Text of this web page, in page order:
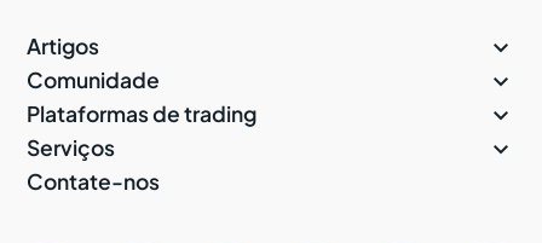
Artigos 
Comunidade 
Plataformas de trading 
Serviços 
Contate-nos